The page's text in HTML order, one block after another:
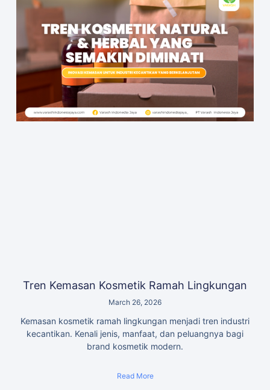
Tren Kemasan Kosmetik Ramah Lingkungan
March 26, 2026
Kemasan kosmetik ramah lingkungan menjadi tren industri
kecantikan. Kenali jenis, manfaat, dan peluangnya bagi
brand kosmetik modern.
Read More